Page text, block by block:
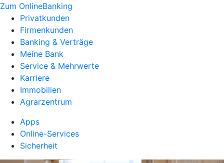
Zum OnlineBanking
Privatkunden
Firmenkunden
Banking & Verträge
Meine Bank
Service & Mehrwerte
Karriere
Immobilien
Agrarzentrum
Apps
Online-Services
Sicherheit